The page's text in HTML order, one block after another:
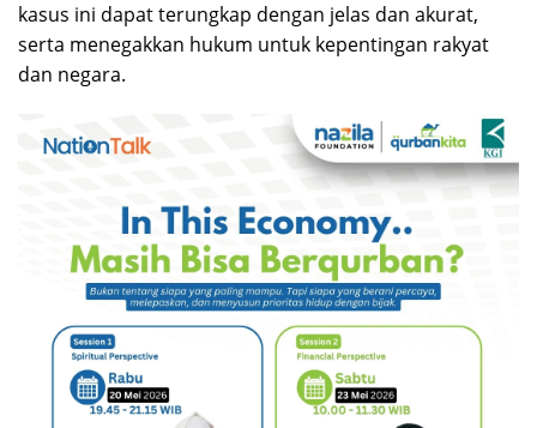
kasus ini dapat terungkap dengan jelas dan akurat,
serta menegakkan hukum untuk kepentingan rakyat
dan negara.